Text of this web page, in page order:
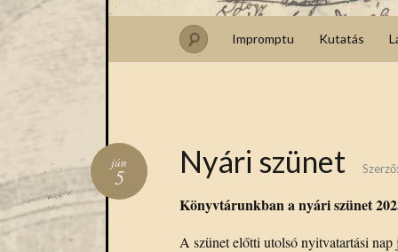
Impromptu Kutatás
Nyári szünet
jún
5
Könyvtárunkban a nyári szünet
A szünet előtti utolsó nyitvatartási